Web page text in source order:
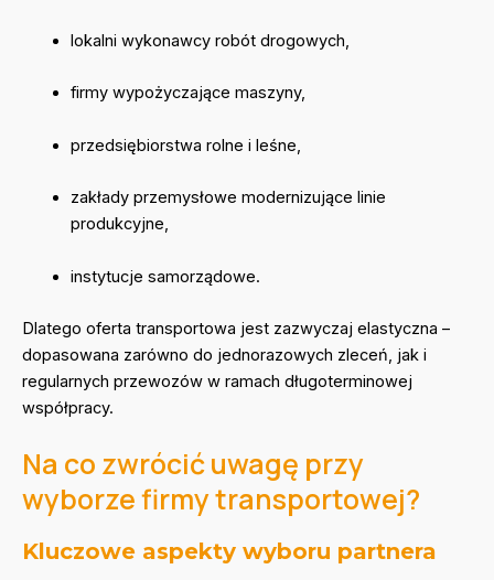
lokalni wykonawcy robót drogowych,
firmy wypożyczające maszyny,
przedsiębiorstwa rolne i leśne,
zakłady przemysłowe modernizujące linie
produkcyjne,
instytucje samorządowe.
Dlatego oferta transportowa jest zazwyczaj elastyczna –
dopasowana zarówno do jednorazowych zleceń, jak i
regularnych przewozów w ramach długoterminowej
współpracy.
Na co zwrócić uwagę przy
wyborze firmy transportowej?
Kluczowe aspekty wyboru partnera